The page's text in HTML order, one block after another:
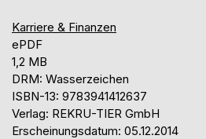
Karriere & Finanzen
ePDF
1,2 MB
DRM: Wasserzeichen
ISBN-13: 9783941412637
Verlag: REKRU-TIER GmbH
Erscheinungsdatum: 05.12.2014